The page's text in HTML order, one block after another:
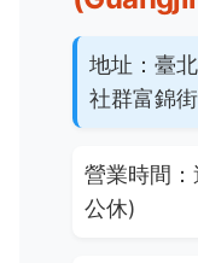
地址： 臺
社群富錦
營業時間：
公休)